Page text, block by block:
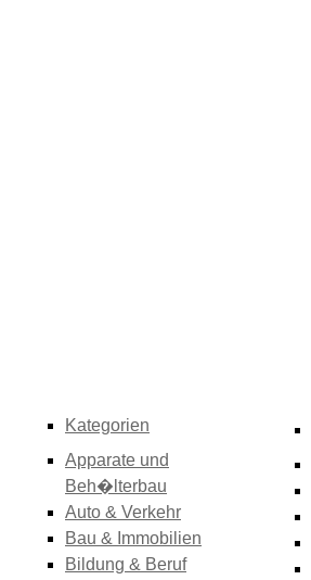
Kategorien
Apparate und
Beh�lterbau
Auto & Verkehr
Bau & Immobilien
Bildung & Beruf